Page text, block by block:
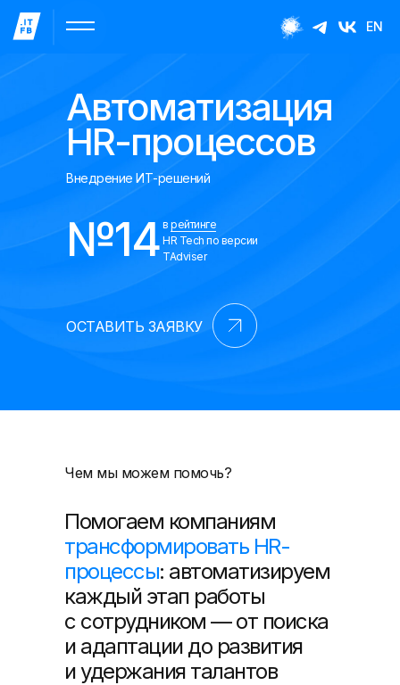
EN
Автоматизация
HR-процессов
Внедрение ИТ-решений
ОСТАВИТЬ ЗАЯВКУ
№14 в рейтинге
HR Tech по версии
TAdviser
Помогаем компаниям
трансформировать HR-
процессы: автоматизируем
каждый этап работы
с сотрудником — от поиска
и адаптации до развития
и удержания талантов
Чем мы можем помочь?